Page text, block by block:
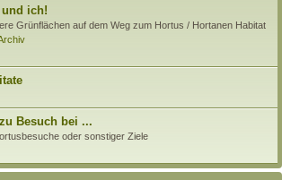
und ich!
Grünflächen auf dem Weg zum Hortus / Hortanen Habitat
Besuch bei ...
oder sonstiger Ziele